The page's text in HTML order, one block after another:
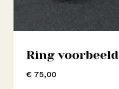
Ring voorbeeld
€75,00